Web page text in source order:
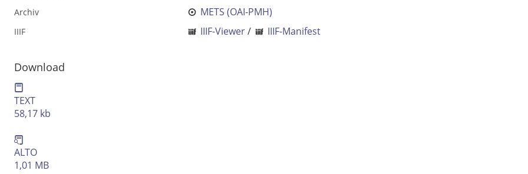
Volltext und Inhaltsverzeichnis
Suchbegriff
Ausgabe-Optionen
Archiv METS (OAI-PMH)
IIIF IIIF-Viewer/ IIIF-Manifest
Download
TEXT
58,17 kb
ALTO
1,01 MB